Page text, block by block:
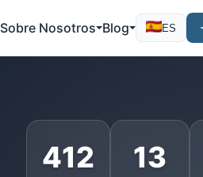
Sobre Nosotros Blog ES
412 13